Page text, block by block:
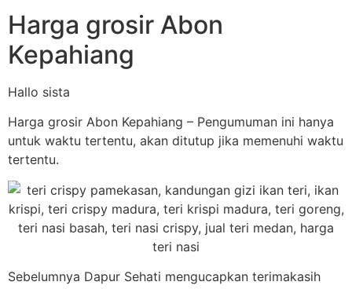
Harga grosir Abon
Kepahiang
Hallo sista
Harga grosir Abon Kepahiang – Pengumuman ini hanya
untuk waktu tertentu, akan ditutup jika memenuhi waktu
tertentu.
Sebelumnya Dapur Sehati mengucapkan terimakasih